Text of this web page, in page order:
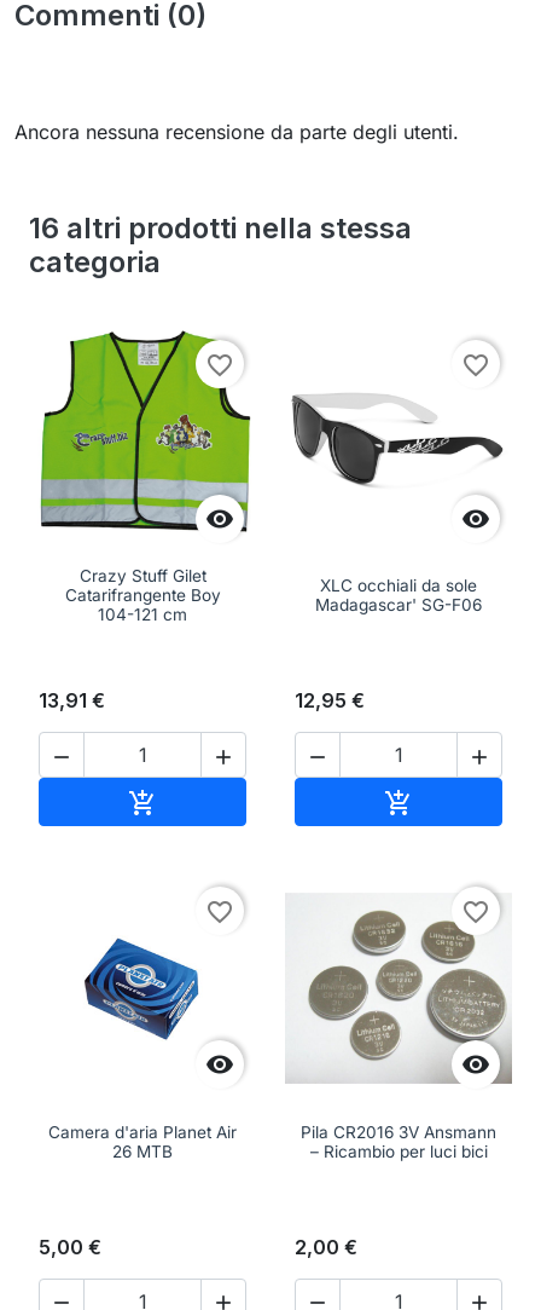
Commenti (0)
Ancora nessuna recensione da parte degli utenti.
16 altri prodotti nella stessa
categoria

favorite_border
Crazy Stuff Gilet
Catarifrangente Boy
104-121 cm
13,91 €
 


favorite_border
XLC occhiali da sole
Madagascar' SG-F06
12,95 €
 


favorite_border
Camera d'aria Planet Air
26 MTB
5,00 €
 

favorite_border
Pila CR2016 3V Ansmann
– Ricambio per luci bici
2,00 €
 